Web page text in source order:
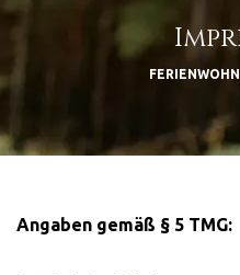
Angaben gemäß § 5 TMG: